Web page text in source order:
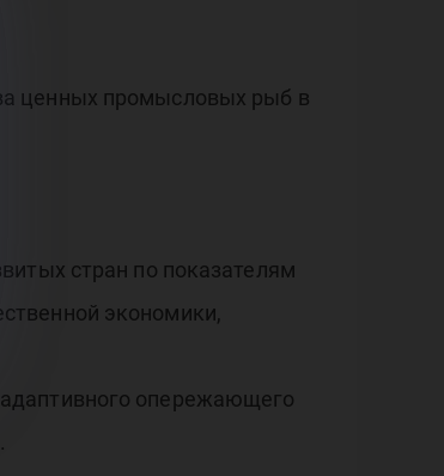
ценных промысловых рыб в
стран по показателям
экономики,
опережающего